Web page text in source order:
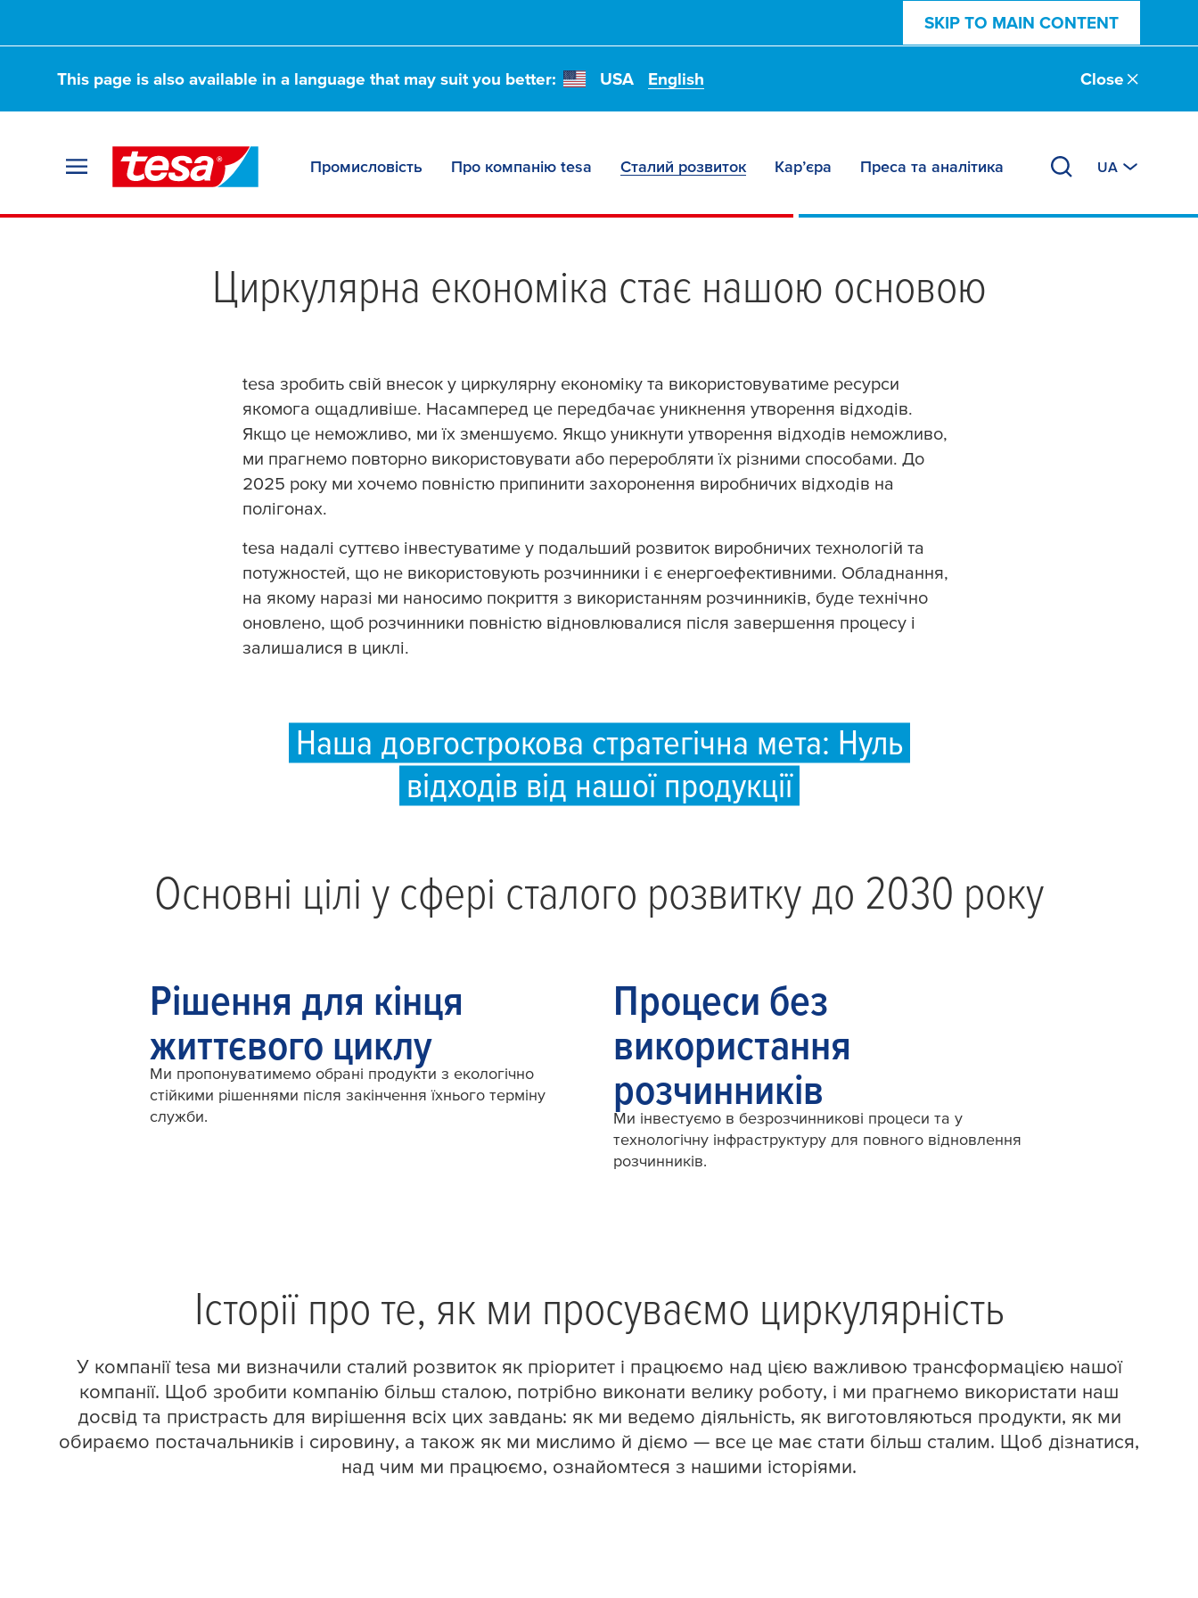
SKIP TO MAIN CONTENT
This page is also available in a language that may suit you better: USA English Close
Промисловість Про компанію tesa Сталий розвиток Кар’єра Преса та аналітика UA
We do: Push circularity
Циркулярна економіка стає нашою основою
tesa зробить свій внесок у циркулярну економіку та використовуватиме ресурси
якомога ощадливіше. Насамперед це передбачає уникнення утворення відходів.
Якщо це неможливо, ми їх зменшуємо. Якщо уникнути утворення відходів неможливо,
ми прагнемо повторно використовувати або переробляти їх різними способами. До
2025 року ми хочемо повністю припинити захоронення виробничих відходів на
полігонах.
tesa надалі суттєво інвестуватиме у подальший розвиток виробничих технологій та
потужностей, що не використовують розчинники і є енергоефективними. Обладнання,
на якому наразі ми наносимо покриття з використанням розчинників, буде технічно
оновлено, щоб розчинники повністю відновлювалися після завершення процесу і
залишалися в циклі.
Наша довгострокова стратегічна мета: Нуль
відходів від нашої продукції
Основні цілі у сфері сталого розвитку до 2030 року
Рішення для кінця
життєвого циклу
Ми пропонуватимемо обрані продукти з екологічно
стійкими рішеннями після закінчення їхнього терміну
служби.
Процеси без
використання
розчинників
Ми інвестуємо в безрозчинникові процеси та у
технологічну інфраструктуру для повного відновлення
розчинників.
Історії про те, як ми просуваємо циркулярність
У компанії tesa ми визначили сталий розвиток як пріоритет і працюємо над цією важливою трансформацією нашої
компанії. Щоб зробити компанію більш сталою, потрібно виконати велику роботу, і ми прагнемо використати наш
досвід та пристрасть для вирішення всіх цих завдань: як ми ведемо діяльність, як виготовляються продукти, як ми
обираємо постачальників і сировину, а також як ми мислимо й діємо — все це має стати більш сталим. Щоб дізнатися,
над чим ми працюємо, ознайомтеся з нашими історіями.